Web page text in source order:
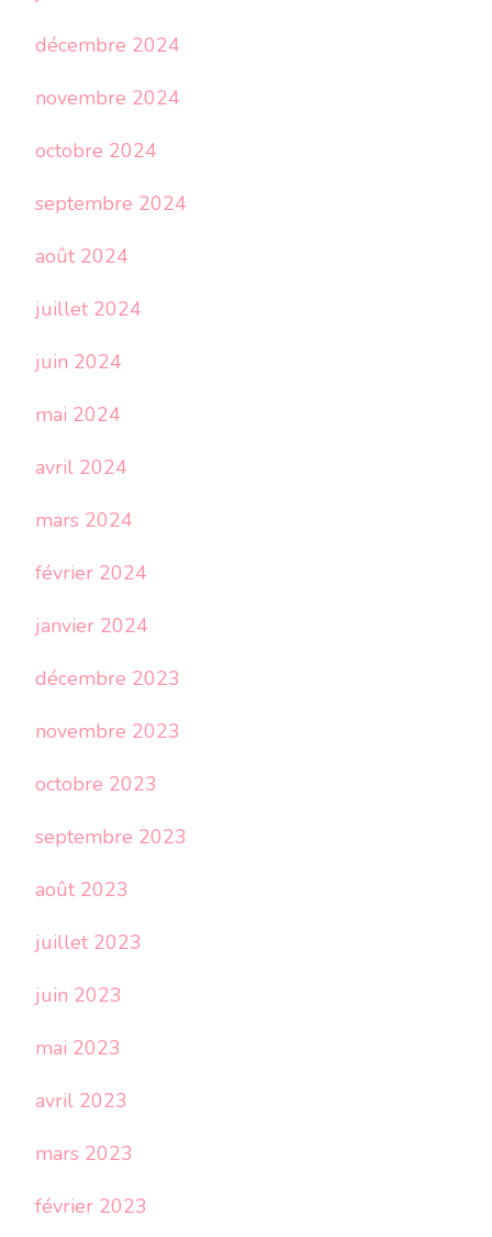
décembre 2024
novembre 2024
octobre 2024
septembre 2024
août 2024
juillet 2024
juin 2024
mai 2024
avril 2024
mars 2024
février 2024
janvier 2024
décembre 2023
novembre 2023
octobre 2023
septembre 2023
août 2023
juillet 2023
juin 2023
mai 2023
avril 2023
mars 2023
février 2023